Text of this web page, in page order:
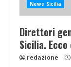
News Sicilia
Direttori
Sicilia.
redazione